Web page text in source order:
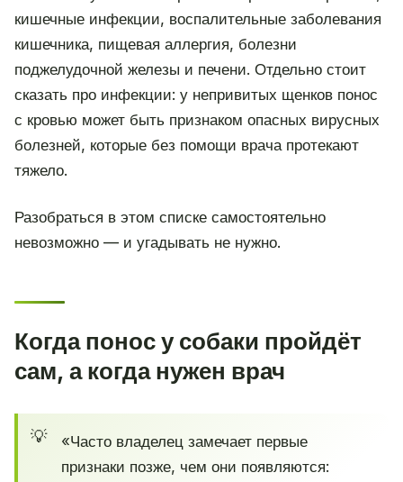
кишечные инфекции, воспалительные заболевания
кишечника, пищевая аллергия, болезни
поджелудочной железы и печени. Отдельно стоит
сказать про инфекции: у непривитых щенков понос
с кровью может быть признаком опасных вирусных
болезней, которые без помощи врача протекают
тяжело.
Разобраться в этом списке самостоятельно
невозможно — и угадывать не нужно.
Когда понос у собаки пройдёт
сам, а когда нужен врач
«Часто владелец замечает первые
признаки позже, чем они появляются: